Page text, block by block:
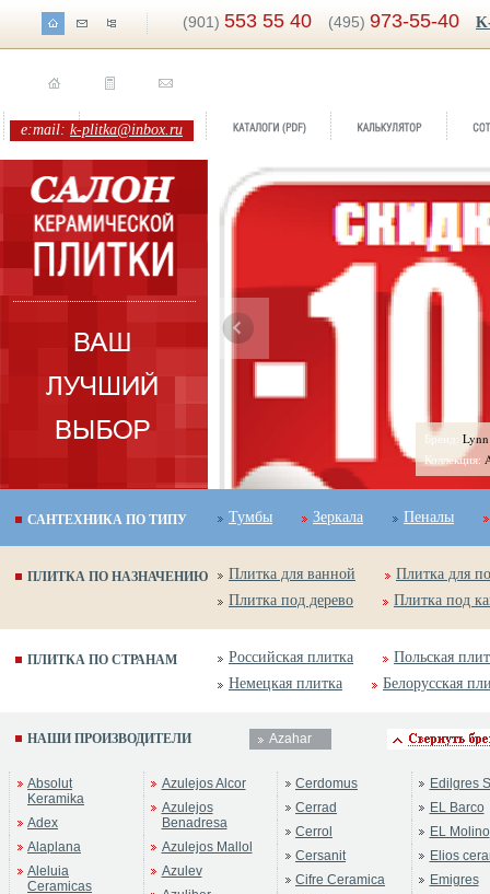
(901) 553 55 40 (495) 973-55-40
e:mail: k-plitka@inbox.ru
Lynn
Коллекция: Azahar
Коллекция:
Azahar
САНТЕХНИКА ПО ТИПУ Тумбы Зеркала Пеналы
ПЛИТКА ПО НАЗНАЧЕНИЮ Плитка для ванной
Плитка для
Плитка под дерево
Плитка под
ПЛИТКА ПО СТРАНАМ Российская плитка
Польская
Немецкая плитка
Белорусская
НАШИ ПРОИЗВОДИТЕЛИ Azahar
Absolut
Keramika
Adex
Alaplana
Aleluia
Ceramicas
Azulejos Alcor
Azulejos
Benadresa
Azulejos Mallol
Azulev
Cerdomus
Cerrad
Cerrol
Cersanit
Cifre Ceramica
Edilgres
EL Barco
EL Molino
Elios
Emigres